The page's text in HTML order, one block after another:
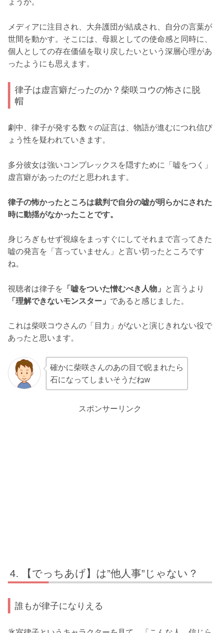
ょうか。
メディアに注目され、大弁護団が結成され、自分の言葉が
世間を動かす。そこには、母親としての使命感と同時に、
個人としての存在価値を取り戻したいという深層心理があ
ったようにも思えます。
律子は虚言癖だったのか？柴咲コウの怖さに脱
帽
劇中、律子が発する数々の証言は、物語が進むにつれ信ぴ
ょう性を疑われていきます。
多分彼女は強いコンプレックスを隠すために「嘘をつく」
虚言癖があったのだと思われます。
律子の怖かったところは裁判で自分の嘘が明らかにされた
時に動揺がなかったことです。
身じろぎもせず視線をまっすぐにしてそれまで言ってきた
嘘の発言を「言っていません」と言い切ったところです
ね。
視聴者は律子を 「嘘をついた憎むべき人物」
と言うより
「理解できないモンスター」 であると感じました。
これは柴咲コウさんの「目力」がないと演じきれない役で
あったと思います。
確かに柴咲さんのあの目で睨まれたら
石になってしまいそうだねw
スポンサーリンク
【でっちあげ】は”他人事”じゃない？
誰もが律子になりえる